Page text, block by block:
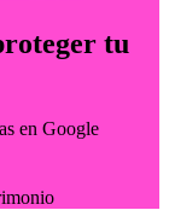
tu
en Google